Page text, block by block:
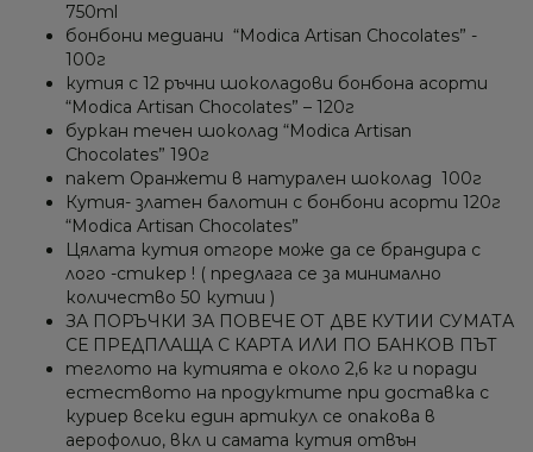
750ml
бонбони медиани “Mоdica Artisan Chocolates” -
100г
кутия с 12 ръчни шоколадови бонбона асорти
“Mоdica Artisan Chocolates” – 120г
буркан течен шоколад “Mоdica Artisan
Chocolates” 190г
пакет Оранжети в натурален шоколад 100г
Кутия- златен балотин с бонбони асорти 120г
“Mоdica Artisan Chocolates”
Цялата кутия отгоре може да се брандира с
лого -стикер ! ( предлага се за минимално
количество 50 кутии )
ЗА ПОРЪЧКИ ЗА ПОВЕЧЕ ОТ ДВЕ КУТИИ СУМАТА
СЕ ПРЕДПЛАЩА С КАРТА ИЛИ ПО БАНКОВ ПЪТ
теглото на кутията е около 2,6 кг и поради
естеството на продуктите при доставка с
куриер всеки един артикул се опакова в
аерофолио, вкл и самата кутия отвън